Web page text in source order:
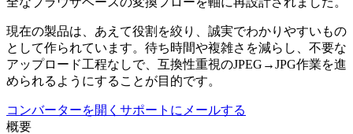
現在の製品は、あえて役割を絞り、誠実でわかりやすいもの
として作られています。待ち時間や複雑さを減らし、不要な
アップロード工程なしで、互換性重視のJPEG→JPG作業を進
められるようにすることが目的です。
コンバーターを開く サポートにメールする
概要